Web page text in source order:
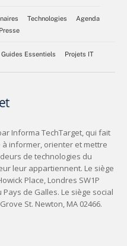
Technologies
Agenda
Guides Essentiels Projets IT